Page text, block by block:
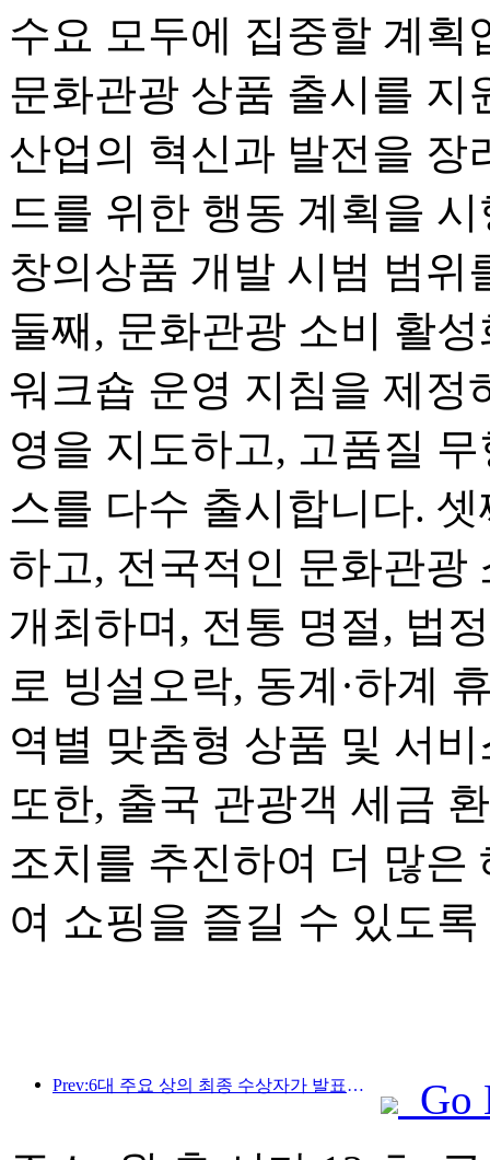
수요 모두에 집중할 계획
문화관광 상품 출시를 지
산업의 혁신과 발전을 장
드를 위한 행동 계획을
창의상품 개발 시범 범위
둘째, 문화관광 소비 활
워크숍 운영 지침을 제정
영을 지도하고, 고품질
스를 다수 출시합니다.
하고, 전국적인 문화관광
개최하며, 전통 명절, 법
로 빙설오락, 동계·하계
역별 맞춤형 상품 및 서
또한, 출국 관광객 세금
조치를 추진하여 더 많은
여 쇼핑을 즐길 수 있도
Prev:6대 주요 상의 최종 수상자가 발표되었으며, 매년 100개가 넘는 호텔과 회사가 상을 수상합니다!
Go